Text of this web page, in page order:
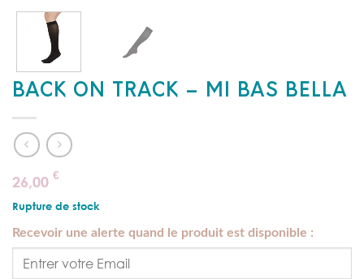
BACK ON TRACK – MI BAS BELLA
26,00 €
Rupture de stock
Recevoir une alerte quand le produit est disponible :